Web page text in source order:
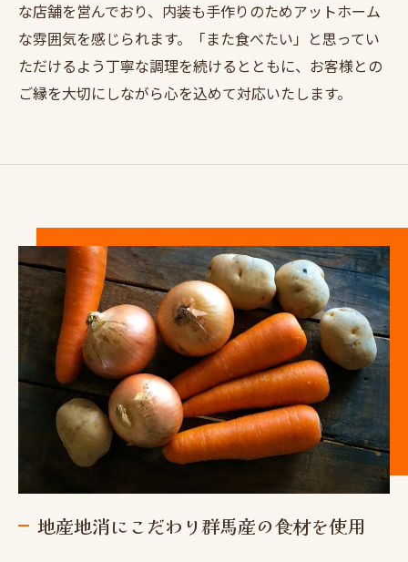
な店舗を営んでおり、内装も手作りのためアットホーム
な雰囲気を感じられます。「また食べたい」と思ってい
ただけるよう丁寧な調理を続けるとともに、お客様との
ご縁を大切にしながら心を込めて対応いたします。
地産地消にこだわり群馬産の食材を使用